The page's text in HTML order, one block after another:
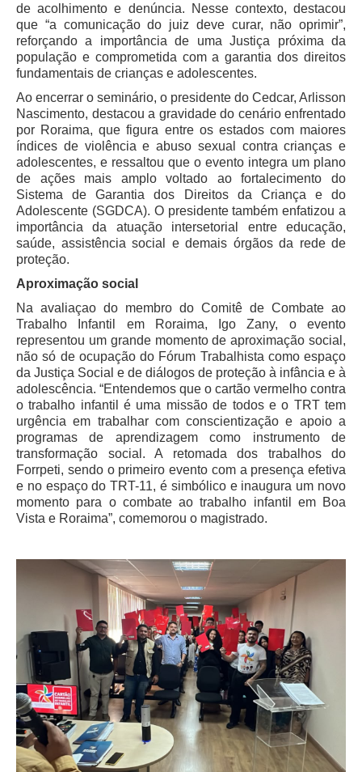
Suspensão e Prorrogação de Prazos
Busca Geral
Portal de Doações do TRT11
Pesquisa de metas Nacionais
Acessibilidade
Editais de Credenciamento
Pontos de Inclusão Digital
Monitoramento do Serviços de TIC
Conexão Inclusiva
Inscrições
Informe de Rendimentos - 2026
Notícias
Todas as Notícias
Buscar Notícias
Comunicados
Campanhas
Galeria de Fotos
Redes Sociais
Fale com a Comunicação
Jurisprudência
Consulta Jurisprudencial
Falcão - Busca por Jurisprudência
Pangea - precedentes qualificados
Súmulas
Precedentes e Ações Coletivas
Centro de Inteligência
de acolhimento e denúncia. Nesse contexto, destacou
que “a comunicação do juiz deve curar, não oprimir”,
reforçando a importância de uma Justiça próxima da
população e comprometida com a garantia dos direitos
fundamentais de crianças e adolescentes.
Ao encerrar o seminário, o presidente do Cedcar, Arlisson
Nascimento, destacou a gravidade do cenário enfrentado
por Roraima, que figura entre os estados com maiores
índices de violência e abuso sexual contra crianças e
adolescentes, e ressaltou que o evento integra um plano
de ações mais amplo voltado ao fortalecimento do
Sistema de Garantia dos Direitos da Criança e do
Adolescente (SGDCA). O presidente também enfatizou a
importância da atuação intersetorial entre educação,
saúde, assistência social e demais órgãos da rede de
proteção.
Aproximação social
Na avaliaçao do membro do Comitê de Combate ao
Trabalho Infantil em Roraima, Igo Zany, o evento
representou um grande momento de aproximação social,
não só de ocupação do Fórum Trabalhista como espaço
da Justiça Social e de diálogos de proteção à infância e à
adolescência. “Entendemos que o cartão vermelho contra
o trabalho infantil é uma missão de todos e o TRT tem
urgência em trabalhar com conscientização e apoio a
programas de aprendizagem como instrumento de
transformação social. A retomada dos trabalhos do
Forrpeti, sendo o primeiro evento com a presença efetiva
e no espaço do TRT-11, é simbólico e inaugura um novo
momento para o combate ao trabalho infantil em Boa
Vista e Roraima”, comemorou o magistrado.